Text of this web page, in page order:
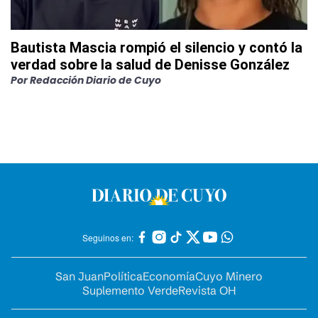
Bautista Mascia rompió el silencio y contó la
verdad sobre la salud de Denisse González
PorRedacción Diario de Cuyo
Seguinos en:
San JuanPolíticaEconomíaCuyo Minero
Suplemento VerdeRevista OH